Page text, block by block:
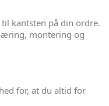
kantsten på din ordre.
montering og
for, at du altid for